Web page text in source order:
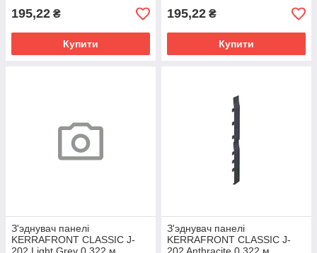
195,22 ₴
Купити
195,22 ₴
Купити
З'эднувач панелі
KERRAFRONT CLASSIC J-
З'эднувач панелі
KERRAFRONT CLASSIC J-